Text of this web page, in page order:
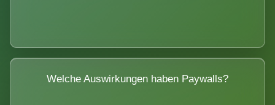
Welche Auswirkungen haben Paywalls?